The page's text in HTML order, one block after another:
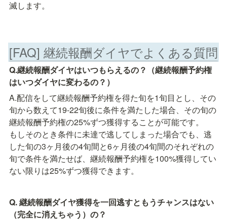
[FAQ] 継続報酬ダイヤでよくある質問
Q.継続報酬ダイヤはいつもらえるの？（継続報酬予約権
はいつダイヤに変わるの？）
A.配信をして継続報酬予約権を得た旬を1旬目とし、その
旬から数えて19-22旬後に条件を満たした場合、その旬の
継続報酬予約権の25%ずつ獲得することが可能です。
もしそのとき条件に未達で逃してしまった場合でも、逃
した旬の3ヶ月後の4旬間と6ヶ月後の4旬間のそれぞれの
旬で条件を満たせば、継続報酬予約権を100%獲得してい
ない限りは25%ずつ獲得できます。
Q. 継続報酬ダイヤ獲得を一回逃すともうチャンスはない
（完全に消えちゃう）の？